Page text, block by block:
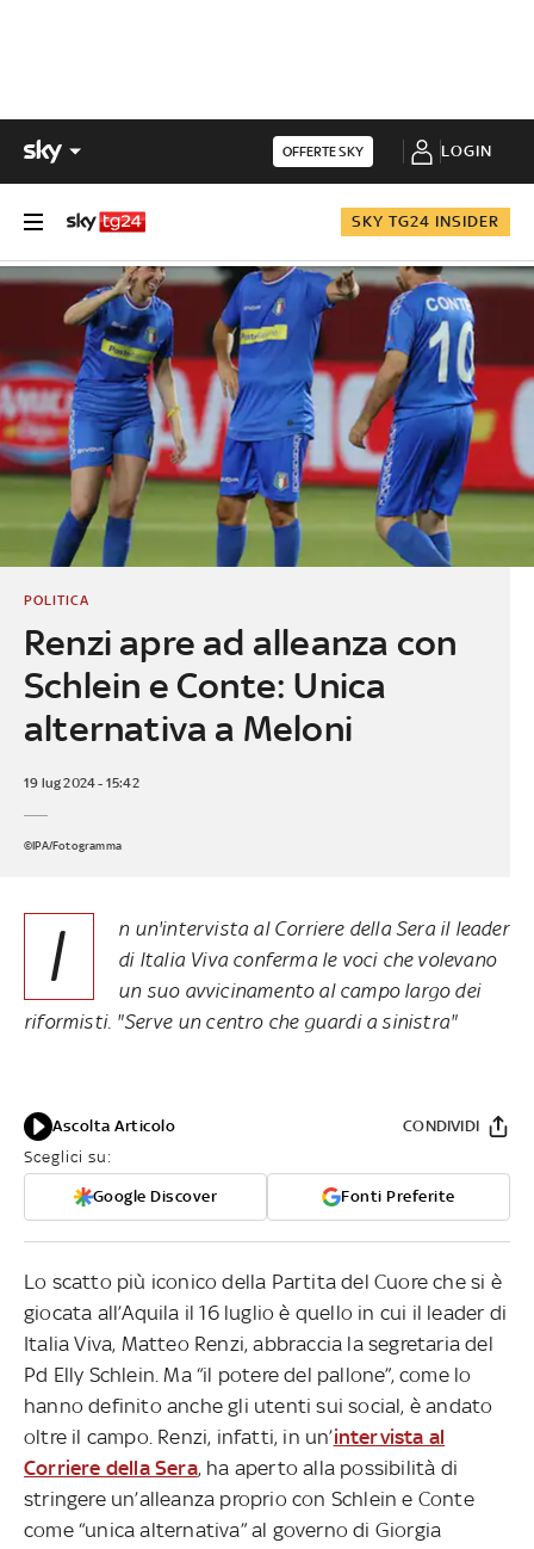
OFFERTE SKY LOGIN
SKY TG24 INSIDER
Renzi apre ad alleanza con
Schlein e Conte: Unica
alternativa a Meloni
POLITICA
19 lug 2024 - 15:42
©IPA/Fotogramma
I
n un'intervista al Corriere della Sera il leader
di Italia Viva conferma le voci che volevano
un suo avvicinamento al campo largo dei
riformisti. "Serve un centro che guardi a sinistra"
Ascolta Articolo
Sceglici su:
Google Discover Fonti Preferite
CONDIVIDI
Lo scatto più iconico della Partita del Cuore che si è
giocata all’Aquila il 16 luglio è quello in cui il leader di
Italia Viva, Matteo Renzi, abbraccia la segretaria del
Pd Elly Schlein. Ma “il potere del pallone”, come lo
hanno definito anche gli utenti sui social, è andato
oltre il campo. Renzi, infatti, in un’intervista al
Corriere della Sera, ha aperto alla possibilità di
stringere un’alleanza proprio con Schlein e Conte
come “unica alternativa” al governo di Giorgia